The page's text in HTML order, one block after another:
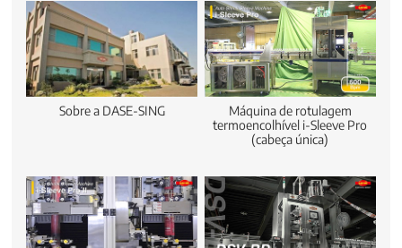
Sobre a DASE-SING
Máquina de rotulagem
termoencolhível i-Sleeve Pro
(cabeça única)